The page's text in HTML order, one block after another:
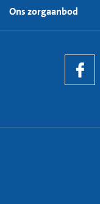
Ons zorgaanbod